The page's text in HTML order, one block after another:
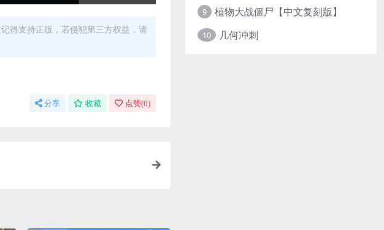
得支持正版，若侵犯第三方权益，请
分享 收藏 点赞(0)
9 植物大战僵尸【中文复刻版】
10 几何冲刺